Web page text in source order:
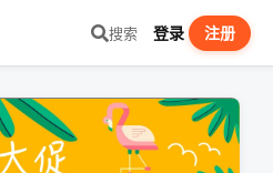
搜索 登录 注册